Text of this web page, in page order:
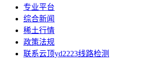
专业平台
综合新闻
稀土行情
政策法规
联系云顶yd2223线路检测